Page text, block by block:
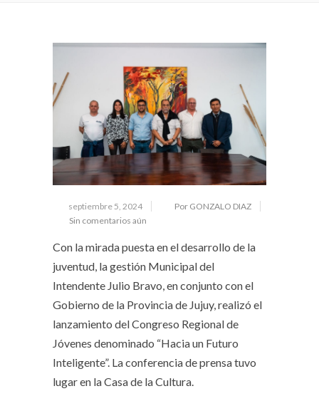
septiembre 5, 2024
Por GONZALO DIAZ
Sin comentarios aún
Con la mirada puesta en el desarrollo de la
juventud, la gestión Municipal del
Intendente Julio Bravo, en conjunto con el
Gobierno de la Provincia de Jujuy, realizó el
lanzamiento del Congreso Regional de
Jóvenes denominado “Hacia un Futuro
Inteligente”. La conferencia de prensa tuvo
lugar en la Casa de la Cultura.